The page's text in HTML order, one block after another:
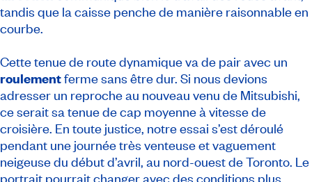
tandis que la caisse penche de manière raisonnable en
courbe.
Cette tenue de route dynamique va de pair avec un
roulementferme sans être dur. Si nous devions
adresser un reproche au nouveau venu de Mitsubishi,
ce serait sa tenue de cap moyenne à vitesse de
croisière. En toute justice, notre essai s’est déroulé
pendant une journée très venteuse et vaguement
neigeuse du début d’avril, au nord-ouest de Toronto. Le
portrait pourrait changer avec des conditions plus